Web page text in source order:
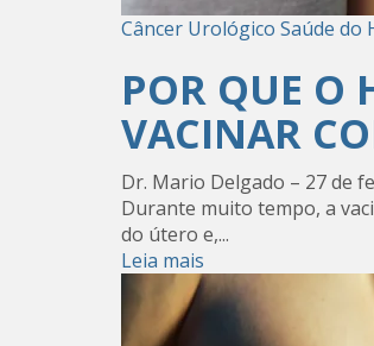
Câncer Urológico Saúde do
POR QUE O
VACINAR
Dr. Mario Delgado – 27 de
Durante muito tempo, a
do útero e,...
Leia mais